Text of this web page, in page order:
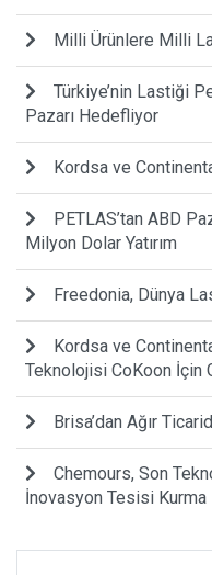
Milli Ürünlere Milli
Türkiye’nin Lastiği
Pazarı Hedefliyor
Kordsa ve
PETLAS’tan ABD
Milyon Dolar Yatırım
Freedonia, Dünya
Kordsa ve
Teknolojisi CoKoon İçin
Brisa’dan Ağır
Chemours, Son
İnovasyon Tesisi Kurma